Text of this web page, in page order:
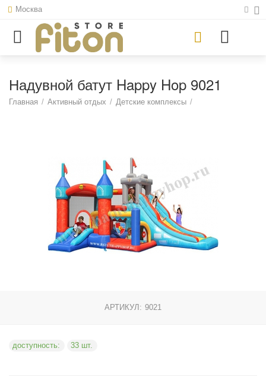
Москва
Надувной батут Happy Hop 9021
Главная / Активный отдых / Детские комплексы /
АРТИКУЛ: 9021
доступность: 33 шт.